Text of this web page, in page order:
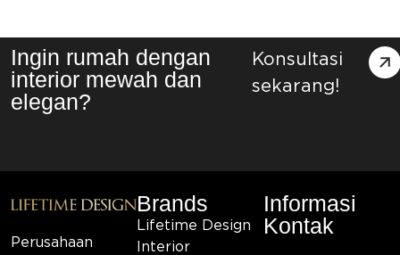
Ingin rumah dengan
interior mewah dan
elegan?
Konsultasi
sekarang!
Perusahaan
Brands
Lifetime Design
Interior
Informasi
Kontak